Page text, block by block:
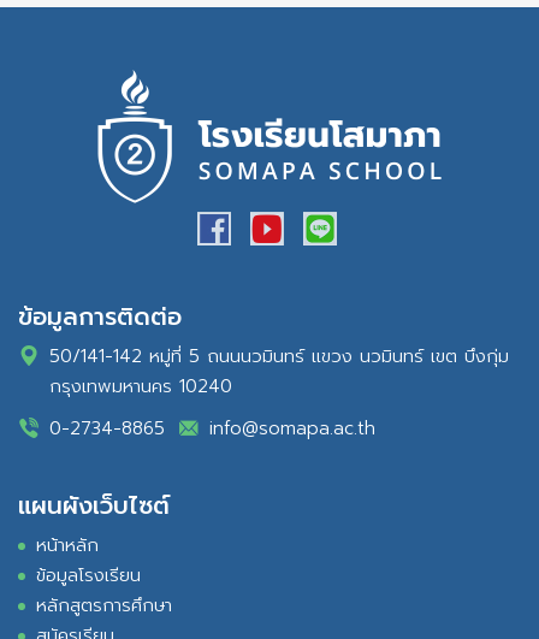
ข้อมูลการติดต่อ
50/141-142 หมู่ที่ 5 ถนนนวมินทร์ แขวง นวมินทร์ เขต บึงกุ่ม
กรุงเทพมหานคร 10240
0-2734-8865
info@somapa.ac.th
แผนผังเว็บไซต์
หน้าหลัก
ข้อมูลโรงเรียน
หลักสูตรการศึกษา